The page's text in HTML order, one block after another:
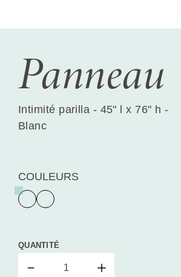
Panneau
Intimité parilla - 45" l x 76" h -
Blanc
COULEURS
QUANTITÉ